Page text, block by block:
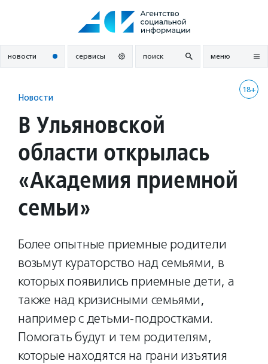
новости сервисы поиск меню
18+
Новости
В Ульяновской
области открылась
«Академия приемной
семьи»
Более опытные приемные родители
возьмут кураторство над семьями, в
которых появились приемные дети, а
также над кризисными семьями,
например с детьми-подростками.
Помогать будут и тем родителям,
которые находятся на грани изъятия